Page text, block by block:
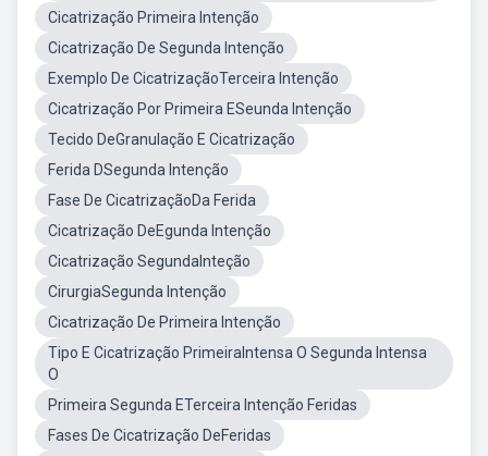
Cicatrização Primeira Intenção
Cicatrização De Segunda Intenção
Exemplo De CicatrizaçãoTerceira Intenção
Cicatrização Por Primeira ESeunda Intenção
Tecido DeGranulação E Cicatrização
Ferida DSegunda Intenção
Fase De CicatrizaçãoDa Ferida
Cicatrização DeEgunda Intenção
Cicatrização SegundaInteção
CirurgiaSegunda Intenção
Cicatrização De Primeira Intenção
Tipo E Cicatrização PrimeiraIntensa O Segunda Intensa
O
Primeira Segunda ETerceira Intenção Feridas
Fases De Cicatrização DeFeridas